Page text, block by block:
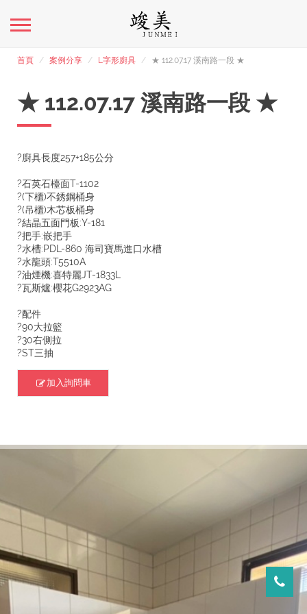
首頁 案例分享 L字形廚具 ★ 112.07.17 溪南路一段 ★
★ 112.07.17 溪南路一段 ★
?廚具長度257+185公分
?石英石檯面T-1102
?(下櫃)不銹鋼桶身
?(吊櫃)木芯板桶身
?結晶五面門板:Y-181
?把手:嵌把手
?水槽:PDL-860 海司寶馬進口水槽
?水龍頭:T5510A
?油煙機:喜特麗JT-1833L
?瓦斯爐:櫻花G2923AG
?配件
?90大拉籃
?30右側拉
?ST三抽
加入詢問車